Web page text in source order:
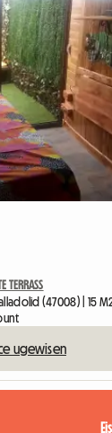
(47008) | 15
ugewisen